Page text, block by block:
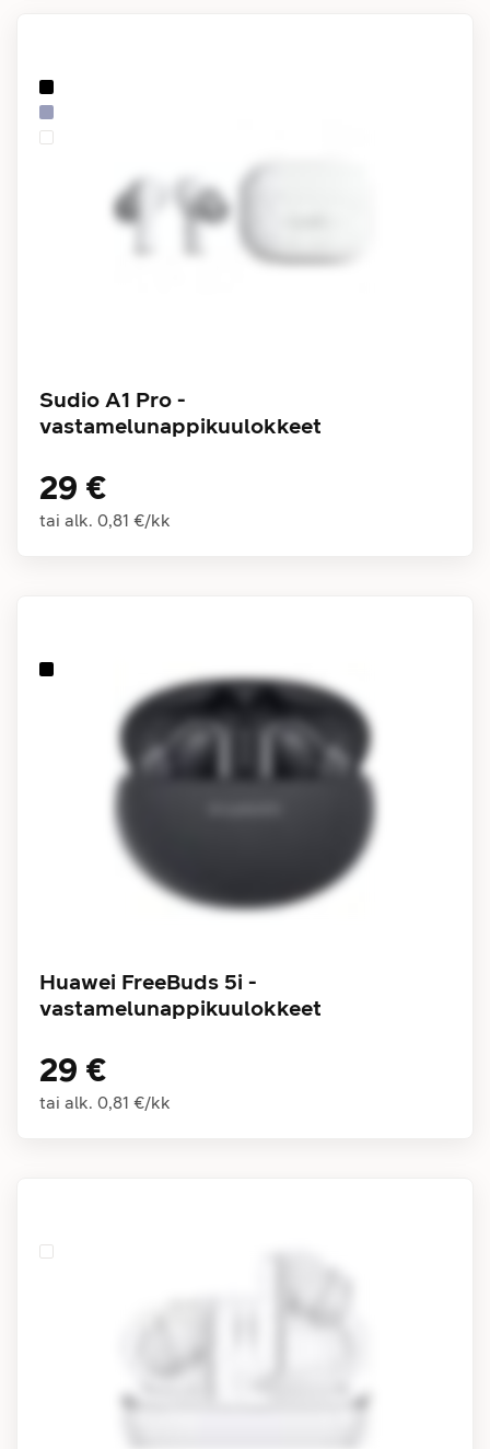
Sudio A1 Pro -
vastamelunappikuulokkeet
29 €
tai alk. 0,81 €/kk
Huawei FreeBuds 5i -
vastamelunappikuulokkeet
29 €
tai alk. 0,81 €/kk